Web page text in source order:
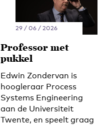
29 / 06 / 2026
Professor met
pukkel
Edwin Zondervan is
hoogleraar Process
Systems Engineering
aan de Universiteit
Twente, en speelt graag